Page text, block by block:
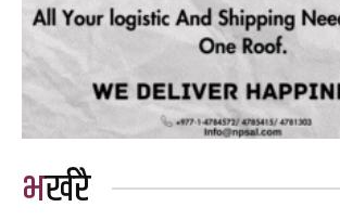
भर्खरै